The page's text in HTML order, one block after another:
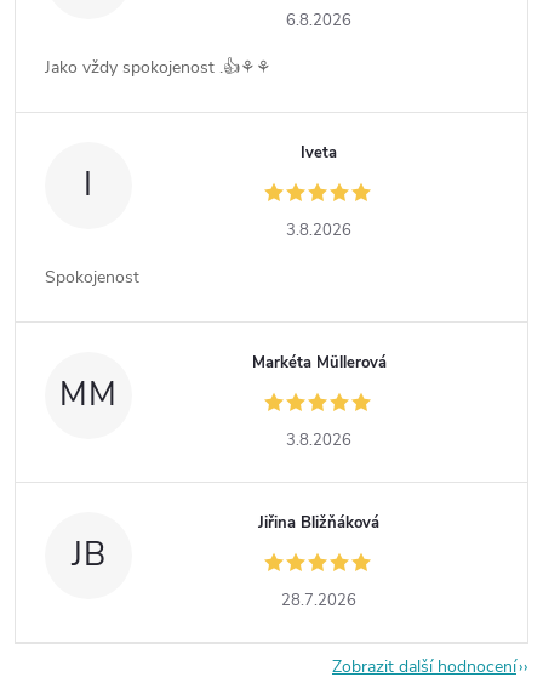
6.8.2026
Jako vždy spokojenost .👍⚘️⚘️
I
Iveta
3.8.2026
Spokojenost
MM
Markéta Müllerová
3.8.2026
JB
Jiřina Bližňáková
28.7.2026
Zobrazit další hodnocení